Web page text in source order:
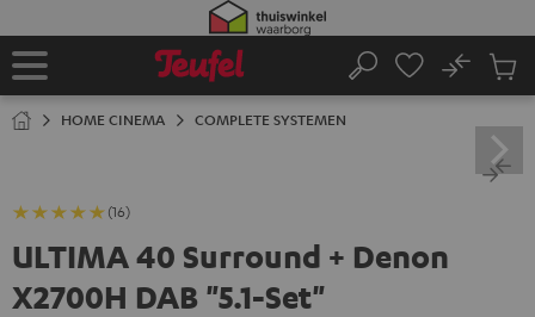
Home
Zoeken
No
HOME CINEMA COMPLETE SYSTEMEN
(16)
ULTIMA 40 Surround + Denon
X2700H DAB "5.1-Set"